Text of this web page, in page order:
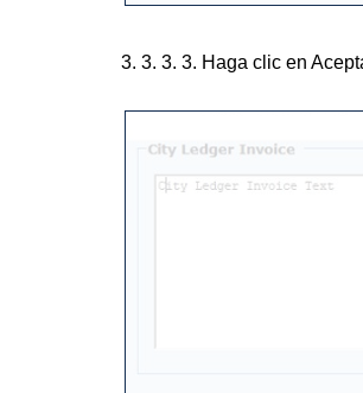
3. 3. 3. 3. Haga clic en